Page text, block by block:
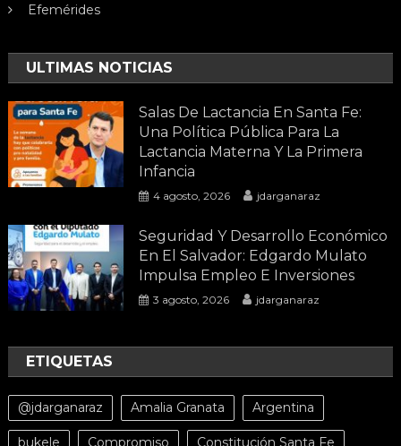
Efemérides
ULTIMAS NOTICIAS
Salas De Lactancia En Santa Fe:
Una Política Pública Para La
Lactancia Materna Y La Primera
Infancia
4 agosto, 2026 jdarganaraz
Seguridad Y Desarrollo Económico
En El Salvador: Edgardo Mulato
Impulsa Empleo E Inversiones
3 agosto, 2026 jdarganaraz
ETIQUETAS
@jdarganaraz Amalia Granata Argentina
bukele Compromiso Constitución Santa Fe